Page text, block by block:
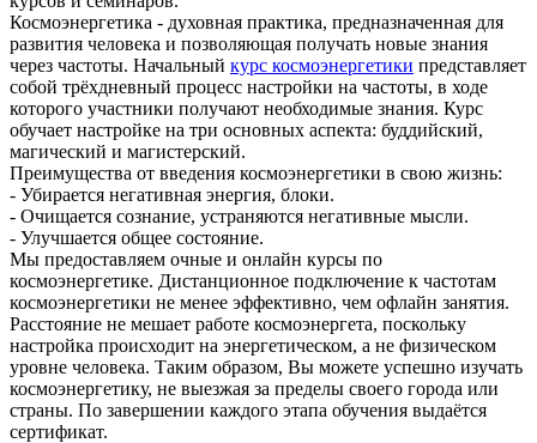
Космоэнергетика - духовная практика, предназначенная для
развития человека и позволяющая получать новые знания
через частоты. Начальный курс космоэнергетики представляет
собой трёхдневный процесс настройки на частоты, в ходе
которого участники получают необходимые знания. Курс
обучает настройке на три основных аспекта: буддийский,
магический и магистерский.
Преимущества от введения космоэнергетики в свою жизнь:
- Убирается негативная энергия, блоки.
- Очищается сознание, устраняются негативные мысли.
- Улучшается общее состояние.
Мы предоставляем очные и онлайн курсы по
космоэнергетике. Дистанционное подключение к частотам
космоэнергетики не менее эффективно, чем офлайн занятия.
Расстояние не мешает работе космоэнергета, поскольку
настройка происходит на энергетическом, а не физическом
уровне человека. Таким образом, Вы можете успешно изучать
космоэнергетику, не выезжая за пределы своего города или
страны. По завершении каждого этапа обучения выдаётся
сертификат.